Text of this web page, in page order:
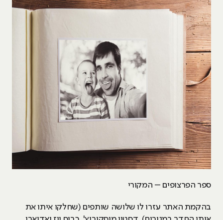
ספר הפרצופים – המקורי
בהקמת האתר עזרו לו שלושה שותפים (שחלקו איתו את